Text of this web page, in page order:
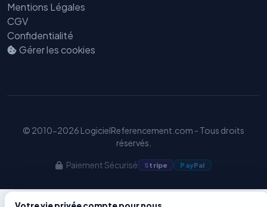
Mentions Légales
CGV
Confidentialité
Gérer les cookies
© 2010-2026 LogicielReferencement.com - Tous droits
réservés.
Paiement Sécurisé Stripe PayPal